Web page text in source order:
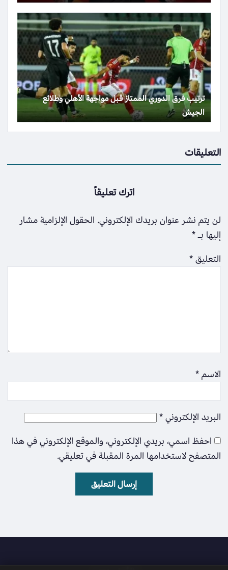
ترتيب فرق الدوري الممتاز قبل مواجهة الأهلي وطلائع
الجيش
التعليقات
اترك تعليقاً
لن يتم نشر عنوان بريدك الإلكتروني. الحقول الإلزامية مشار
إليها بـ*
التعليق*
الاسم*
البريد الإلكتروني*
احفظ اسمي، بريدي الإلكتروني، والموقع الإلكتروني في هذا
المتصفح لاستخدامها المرة المقبلة في تعليقي.